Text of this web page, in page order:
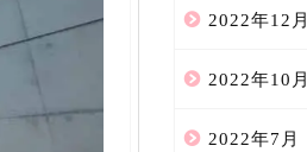
2022年12月
2022年10月
2022年7月